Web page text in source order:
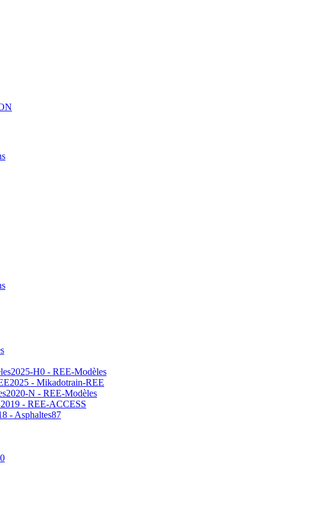
2025-H0 - REE-Modèles
2025 - Mikadotrain-REE
2020-N - REE-Modèles
2019 - REE-ACCESS
- Asphaltes87